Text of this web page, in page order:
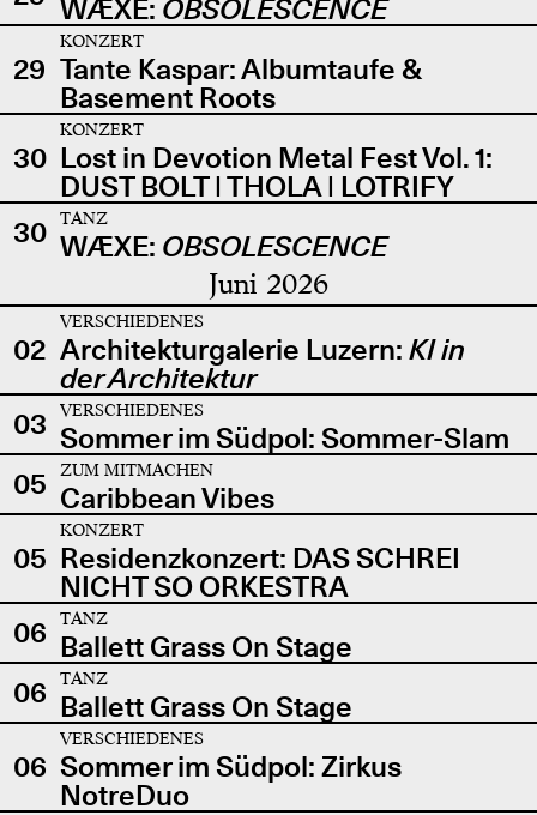
WÆXE: OBSOLESCENCE
29
KONZERT
Tante Kaspar: Albumtaufe &
Basement Roots
30
KONZERT
Lost in Devotion Metal Fest Vol. 1:
DUST BOLT | THOLA | LOTRIFY
30
TANZ
WÆXE: OBSOLESCENCE
Juni 2026
02
VERSCHIEDENES
Architekturgalerie Luzern: KI in
der Architektur
03
VERSCHIEDENES
Sommer im Südpol: Sommer-Slam
05
ZUM MITMACHEN
Caribbean Vibes
05
KONZERT
Residenzkonzert: DAS SCHREI
NICHT SO ORKESTRA
06
TANZ
Ballett Grass On Stage
06
TANZ
Ballett Grass On Stage
06
VERSCHIEDENES
Sommer im Südpol: Zirkus
NotreDuo